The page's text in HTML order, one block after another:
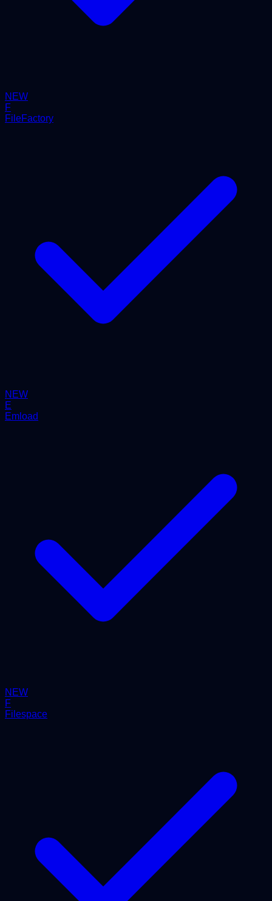
NEW
F
FileFactory
NEW
E
Emload
NEW
F
Filespace